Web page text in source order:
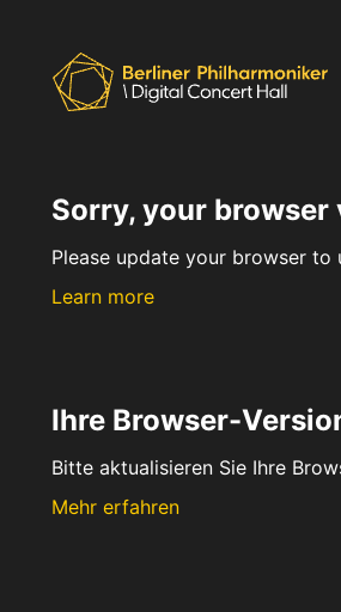
Sorry, your
Please update your browser
Learn more
Ihre Browser-
Bitte aktualisieren Sie Ihre
Mehr erfahren